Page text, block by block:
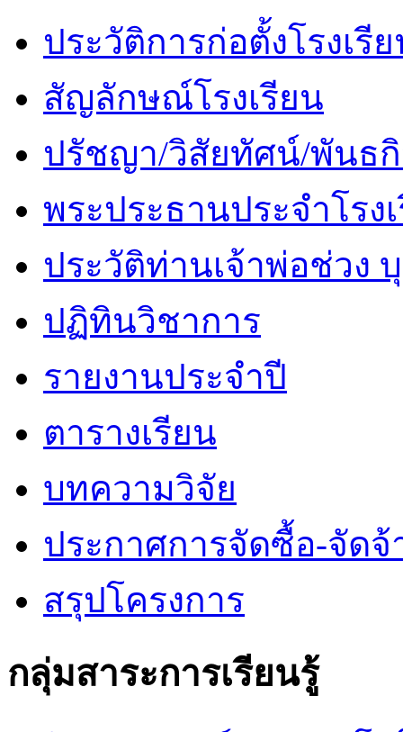
ประวัติการก่อตั้งโรงเรี
สัญลักษณ์โรงเรียน
ปรัชญา/วิสัยทัศน์/พันธ
พระประธานประจำโรง
ประวัติท่านเจ้าพ่อช่วง
ปฏิทินวิชาการ
รายงานประจำปี
ตารางเรียน
บทความวิจัย
ประกาศการจัดซื้อ-จัดจ้
สรุปโครงการ
กลุ่มสาระการเรียนรู้